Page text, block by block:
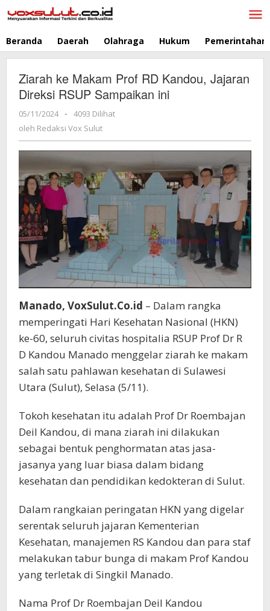
ke
Beranda Daerah Olahraga Hukum Pemerintahan
Ziarah ke Makam Prof RD Kandou, Jajaran
Direksi RSUP Sampaikan ini
05/11/2024
oleh
Redaksi
Sulut
-
4093 Dilihat
oleh Redaksi Vox Sulut
Manado, VoxSulut.Co.id – Dalam rangka
memperingati Hari Kesehatan Nasional (HKN)
ke-60, seluruh civitas hospitalia RSUP Prof Dr R
D Kandou Manado menggelar ziarah ke makam
salah satu pahlawan kesehatan di Sulawesi
Utara (Sulut), Selasa (5/11).
Tokoh kesehatan itu adalah Prof Dr Roembajan
Deil Kandou, di mana ziarah ini dilakukan
sebagai bentuk penghormatan atas jasa-
jasanya yang luar biasa dalam bidang
kesehatan dan pendidikan kedokteran di Sulut.
Dalam rangkaian peringatan HKN yang digelar
serentak seluruh jajaran Kementerian
Kesehatan, manajemen RS Kandou dan para staf
melakukan tabur bunga di makam Prof Kandou
yang terletak di Singkil Manado.
Nama Prof Dr Roembajan Deil Kandou